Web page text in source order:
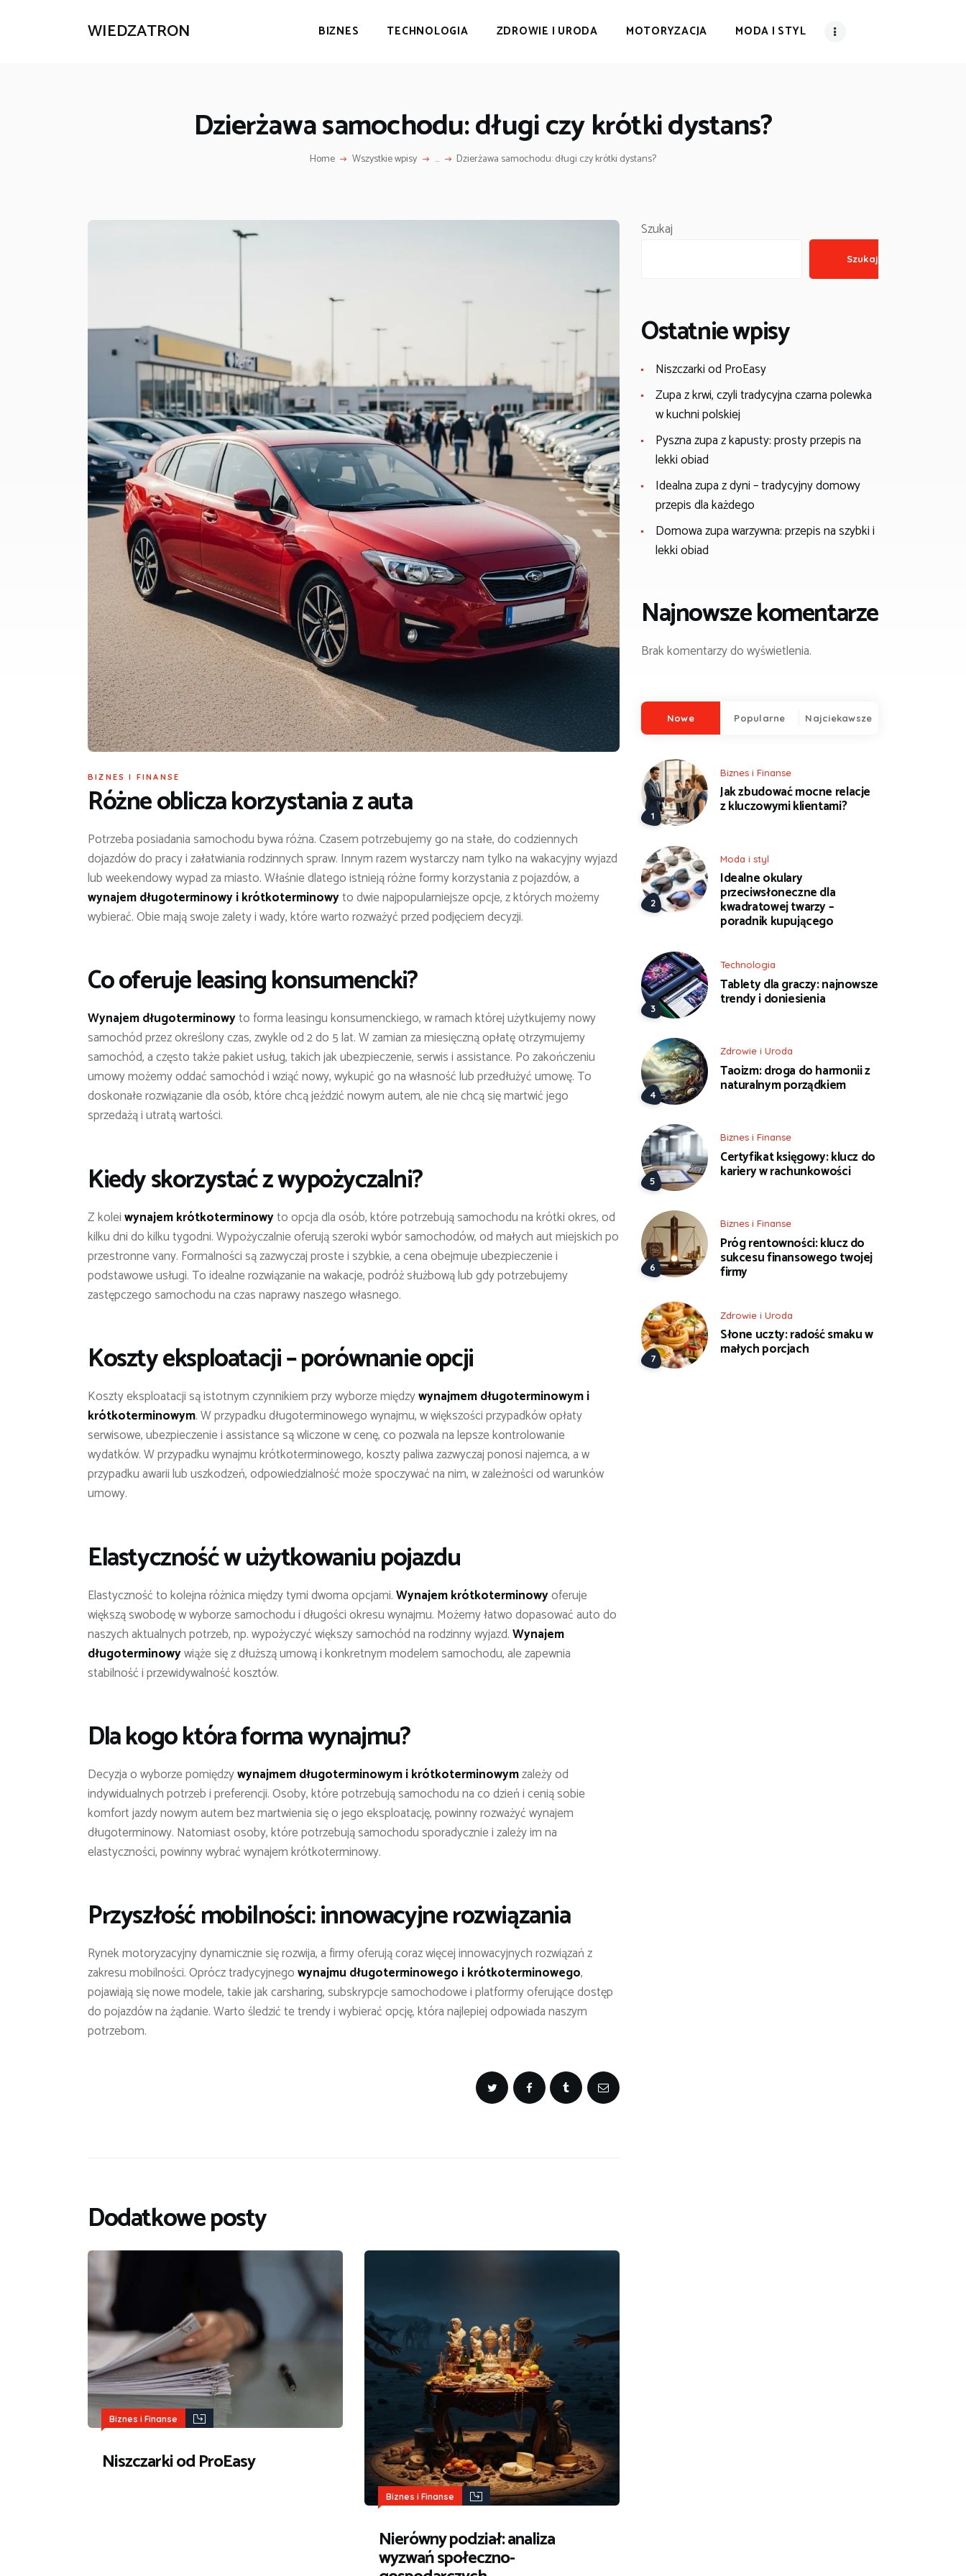
WIEDZATRON BIZNES TECHNOLOGIA ZDROWIE I URODA MOTORYZACJA MODA I STYL
Dzierżawa samochodu: długi czy krótki dystans?
Home Wszystkie wpisy ... Dzierżawa samochodu: długi czy krótki dystans?
BIZNES I FINANSE
Różne oblicza korzystania z auta
Potrzeba posiadania samochodu bywa różna. Czasem potrzebujemy go na stałe, do codziennych
dojazdów do pracy i załatwiania rodzinnych spraw. Innym razem wystarczy nam tylko na wakacyjny wyjazd
lub weekendowy wypad za miasto. Właśnie dlatego istnieją różne formy korzystania z pojazdów, a
wynajem długoterminowy i krótkoterminowyto dwie najpopularniejsze opcje, z których możemy
wybierać. Obie mają swoje zalety i wady, które warto rozważyć przed podjęciem decyzji.
Co oferuje leasing konsumencki?
Wynajem długoterminowyto forma leasingu konsumenckiego, w ramach której użytkujemy nowy
samochód przez określony czas, zwykle od 2 do 5 lat. W zamian za miesięczną opłatę otrzymujemy
samochód, a często także pakiet usług, takich jak ubezpieczenie, serwis i assistance. Po zakończeniu
umowy możemy oddać samochód i wziąć nowy, wykupić go na własność lub przedłużyć umowę. To
doskonałe rozwiązanie dla osób, które chcą jeździć nowym autem, ale nie chcą się martwić jego
sprzedażą i utratą wartości.
Kiedy skorzystać z wypożyczalni?
Z koleiwynajem krótkoterminowyto opcja dla osób, które potrzebują samochodu na krótki okres, od
kilku dni do kilku tygodni. Wypożyczalnie oferują szeroki wybór samochodów, od małych aut miejskich po
przestronne vany. Formalności są zazwyczaj proste i szybkie, a cena obejmuje ubezpieczenie i
podstawowe usługi. To idealne rozwiązanie na wakacje, podróż służbową lub gdy potrzebujemy
zastępczego samochodu na czas naprawy naszego własnego.
Koszty eksploatacji – porównanie opcji
Koszty eksploatacji są istotnym czynnikiem przy wyborze międzywynajmem długoterminowym i
krótkoterminowym. W przypadku długoterminowego wynajmu, w większości przypadków opłaty
serwisowe, ubezpieczenie i assistance są wliczone w cenę, co pozwala na lepsze kontrolowanie
wydatków. W przypadku wynajmu krótkoterminowego, koszty paliwa zazwyczaj ponosi najemca, a w
przypadku awarii lub uszkodzeń, odpowiedzialność może spoczywać na nim, w zależności od warunków
umowy.
Elastyczność w użytkowaniu pojazdu
Elastyczność to kolejna różnica między tymi dwoma opcjami.Wynajem krótkoterminowyoferuje
większą swobodę w wyborze samochodu i długości okresu wynajmu. Możemy łatwo dopasować auto do
naszych aktualnych potrzeb, np. wypożyczyć większy samochód na rodzinny wyjazd.Wynajem
długoterminowywiąże się z dłuższą umową i konkretnym modelem samochodu, ale zapewnia
stabilność i przewidywalność kosztów.
Dla kogo która forma wynajmu?
Decyzja o wyborze pomiędzywynajmem długoterminowym i krótkoterminowymzależy od
indywidualnych potrzeb i preferencji. Osoby, które potrzebują samochodu na co dzień i cenią sobie
komfort jazdy nowym autem bez martwienia się o jego eksploatację, powinny rozważyć wynajem
długoterminowy. Natomiast osoby, które potrzebują samochodu sporadycznie i zależy im na
elastyczności, powinny wybrać wynajem krótkoterminowy.
Przyszłość mobilności: innowacyjne rozwiązania
Rynek motoryzacyjny dynamicznie się rozwija, a firmy oferują coraz więcej innowacyjnych rozwiązań z
zakresu mobilności. Oprócz tradycyjnegowynajmu długoterminowego i krótkoterminowego,
pojawiają się nowe modele, takie jak carsharing, subskrypcje samochodowe i platformy oferujące dostęp
do pojazdów na żądanie. Warto śledzić te trendy i wybierać opcję, która najlepiej odpowiada naszym
potrzebom.
Dodatkowe posty
Biznes i Finanse
Niszczarki od ProEasy
Biznes i Finanse
Nierówny podział: analiza
wyzwań społeczno-
Szukaj
Szukaj
Ostatnie wpisy
Niszczarki od ProEasy
Zupa z krwi, czyli tradycyjna czarna polewka
w kuchni polskiej
Pyszna zupa z kapusty: prosty przepis na
lekki obiad
Idealna zupa z dyni – tradycyjny domowy
przepis dla każdego
Domowa zupa warzywna: przepis na szybki i
lekki obiad
Najnowsze komentarze
Brak komentarzy do wyświetlenia.
Nowe Popularne Najciekawsze
Biznes i Finanse
Jak zbudować mocne relacje
z kluczowymi klientami?
Moda i styl
Idealne okulary
przeciwsłoneczne dla
kwadratowej twarzy –
poradnik kupującego
Technologia
Tablety dla graczy: najnowsze
trendy i doniesienia
Zdrowie i Uroda
Taoizm: droga do harmonii z
naturalnym porządkiem
Biznes i Finanse
Certyfikat księgowy: klucz do
kariery w rachunkowości
Biznes i Finanse
Próg rentowności: klucz do
sukcesu finansowego twojej
firmy
Zdrowie i Uroda
Słone uczty: radość smaku w
małych porcjach